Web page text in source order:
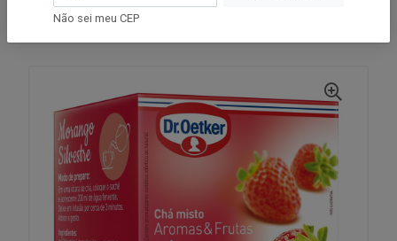
INÍCIO
DR OETKER BRASIL
Não sei meu CEP